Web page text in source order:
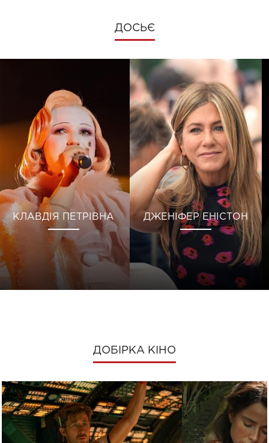
ДОСЬЄ
КЛАВДІЯ ПЕТРІВНА ДЖЕНІФЕР ЕНІСТОН
ДОБІРКА КІНО